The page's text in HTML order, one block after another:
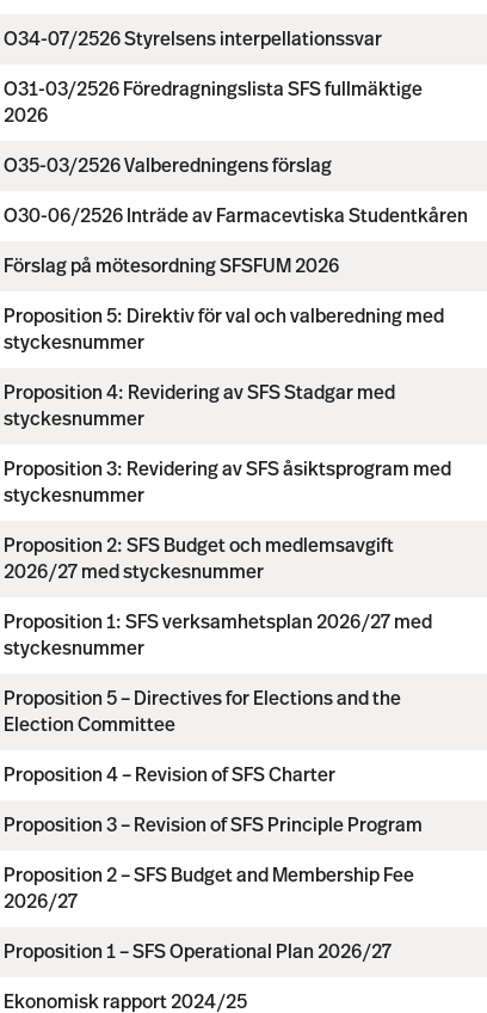
O34-07/2526 Styrelsens interpellationssvar
O31-03/2526 Föredragningslista SFS fullmäktige
2026
O35-03/2526 Valberedningens förslag
O30-06/2526 Inträde av Farmacevtiska Studentkåren
Förslag på mötesordning SFSFUM 2026
Proposition 5: Direktiv för val och valberedning med
styckesnummer
Proposition 4: Revidering av SFS Stadgar med
styckesnummer
Proposition 3: Revidering av SFS åsiktsprogram med
styckesnummer
Proposition 2: SFS Budget och medlemsavgift
2026/27 med styckesnummer
Proposition 1: SFS verksamhetsplan 2026/27 med
styckesnummer
Proposition 5 – Directives for Elections and the
Election Committee
Proposition 4 – Revision of SFS Charter
Proposition 3 – Revision of SFS Principle Program
Proposition 2 – SFS Budget and Membership Fee
2026/27
Proposition 1 – SFS Operational Plan 2026/27
Ekonomisk rapport 2024/25